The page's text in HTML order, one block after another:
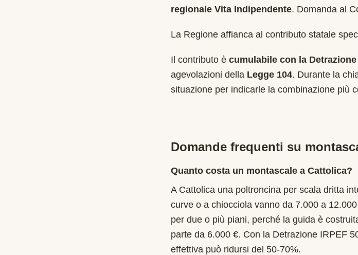
regionale Vita Indipendente. Domanda al
La Regione affianca al contributo statale
Il contributo è cumulabile con la Detrazione
agevolazioni della Legge 104. Durante la
situazione per indicarle la combinazione più
Domande frequenti su
Quanto costa un montascale a Cattolica?
A Cattolica una poltroncina per scala dritta
curve o a chiocciola vanno da 7.000 a
per due o più piani, perché la guida è
parte da 6.000 €. Con la Detrazione IRPEF
effettiva può ridursi del 50-70%.